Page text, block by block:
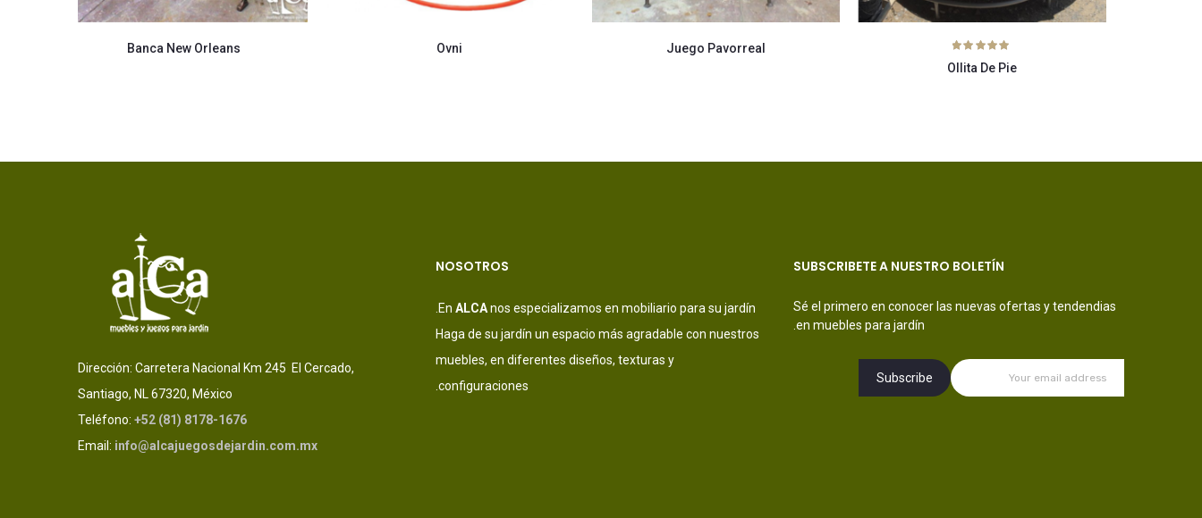
Banca New Orleans Ovni Juego Pavorreal
out of 5
Ollita De Pie
Dirección: Carretera Nacional Km 245 El Cercado,
Santiago, NL 67320, México
Teléfono: +52 (81) 8178-1676
Email: info@alcajuegosdejardin.com.mx
NOSOTROS
En ALCAnos especializamos en mobiliario para su jardín.
Haga de su jardín un espacio más agradable con nuestros
muebles, en diferentes diseños, texturas y
configuraciones.
SUBSCRIBETE A NUESTRO BOLETÍN
Sé el primero en conocer las nuevas ofertas y tendendias
en muebles para jardín.